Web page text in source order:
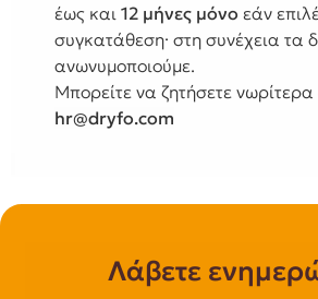
έως και 12 μήνες μόνο εάν
συγκατάθεση· στη συνέχεια τα
ανωνυμοποιούμε.
Μπορείτε να ζητήσετε
hr@dryfo.com
Λάβετε